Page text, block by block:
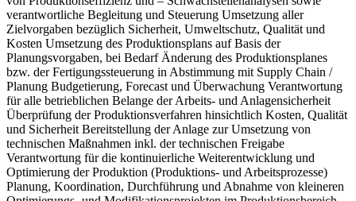
verantwortliche Begleitung und Steuerung Umsetzung aller
Zielvorgaben bezüglich Sicherheit, Umweltschutz, Qualität und
Kosten Umsetzung des Produktionsplans auf Basis der
Planungsvorgaben, bei Bedarf Änderung des Produktionsplanes
bzw. der Fertigungssteuerung in Abstimmung mit Supply Chain /
Planung Budgetierung, Forecast und Überwachung Verantwortung
für alle betrieblichen Belange der Arbeits- und Anlagensicherheit
Überprüfung der Produktionsverfahren hinsichtlich Kosten, Qualität
und Sicherheit Bereitstellung der Anlage zur Umsetzung von
technischen Maßnahmen inkl. der technischen Freigabe
Verantwortung für die kontinuierliche Weiterentwicklung und
Optimierung der Produktion (Produktions- und Arbeitsprozesse)
Planung, Koordination, Durchführung und Abnahme von kleineren